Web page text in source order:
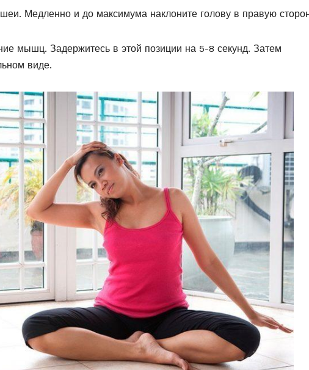
Медленно и до максимума наклоните голову в правую
мышц. Задержитесь в этой позиции на 5-8 секунд. Затем
виде.